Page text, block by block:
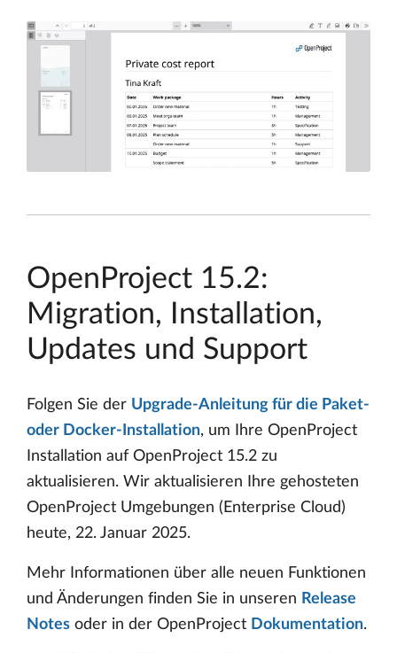
OpenProject 15.2:
Migration, Installation,
Updates und Support
Folgen Sie der Upgrade-Anleitung für die Paket-
oder Docker-Installation, um Ihre OpenProject
Installation auf OpenProject 15.2 zu
aktualisieren. Wir aktualisieren Ihre gehosteten
OpenProject Umgebungen (Enterprise Cloud)
heute, 22. Januar 2025.
Mehr Informationen über alle neuen Funktionen
und Änderungen finden Sie in unseren Release
Notes oder in der OpenProject Dokumentation.